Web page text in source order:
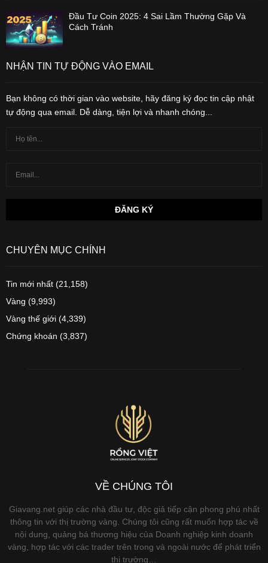
Đầu Tư Coin 2025: 4 Sai Lầm Thường Gặp Và
Cách Tránh
NHẬN TIN TỰ ĐỘNG VÀO EMAIL
Bạn không có thời gian vào website, hãy đăng ký đọc tin cập nhật
tự động qua email. Dễ dàng, tiện lợi và nhanh chóng...
CHUYÊN MỤC CHÍNH
Tin mới nhất (21,158)
Vàng (9,993)
Vàng thế giới (4,339)
Chứng khoán (3,837)
VỀ CHÚNG TÔI
Giavang.net giúp các nhà đầu tư, độc giả tiếp cận phong phú nhất
thông tin với thị trường vàng. Chúng tôi cũng rất muốn hợp tác về
nội dung, quảng bá thương hiệu của Doanh nghiệp kinh doanh
vàng, hợp tác với các trader trên trong và ngoài nước để phát triển
thị trường…